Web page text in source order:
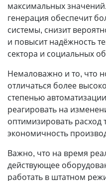
максимальных
генерация обеспечит
системы, снизит
и повысит надёжность
сектора и социальных
Немаловажно и то, что
отличаться более
степенью
реагировать на
оптимизировать
экономичность
Важно, что на время
действующее
работать в штатном